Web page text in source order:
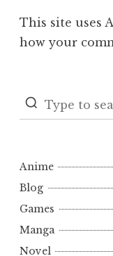
This site uses
how your
Anime
Blog
Games
Manga
Novel